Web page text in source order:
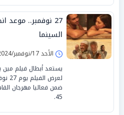
27 نوفمبر..
السينما
الأحد 17/نوفمبر/2024 - 05:19 م
يستعد أبطال فيلم مين
ضمن فعاليا مهرجان
45.